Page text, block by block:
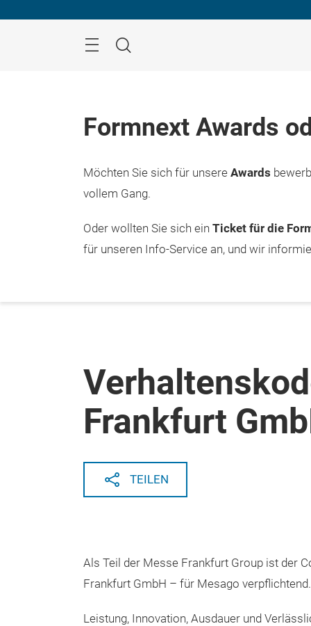
Suche
Formnext Awards
Möchten Sie sich für unsere Awards
vollem Gang.
Oder wollten Sie sich ein Ticket für die
für unseren Info-Service an, und wir
Frankfurt
TEILEN
Als Teil der Messe Frankfurt Group ist der
Frankfurt GmbH – für Mesago verpflichtend.
Leistung, Innovation, Ausdauer und